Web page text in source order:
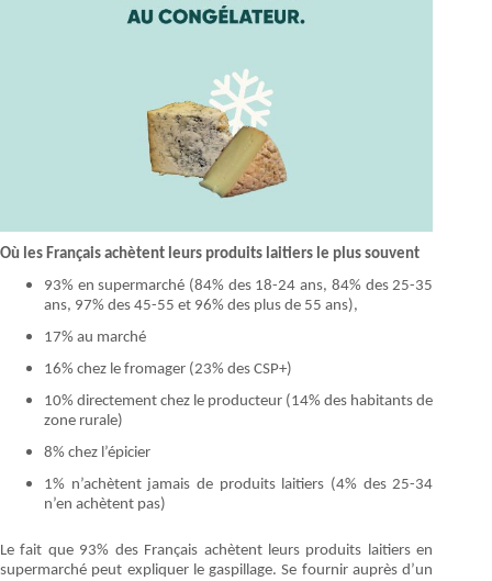
Où les Français achètent leurs produits laitiers le plus souvent
93% en supermarché (84% des 18-24 ans, 84% des 25-35
ans, 97% des 45-55 et 96% des plus de 55 ans),
17% au marché
16% chez le fromager (23% des CSP+)
10% directement chez le producteur (14% des habitants de
zone rurale)
8% chez l’épicier
1% n’achètent jamais de produits laitiers (4% des 25-34
n’en achètent pas)
Le fait que 93% des Français achètent leurs produits laitiers en
supermarché peut expliquer le gaspillage. Se fournir auprès d’un